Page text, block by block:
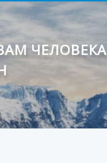
ЧЕЛОВЕКА